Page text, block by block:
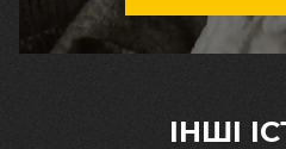
ІНШІ